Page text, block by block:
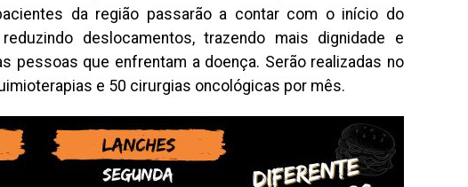
da região passarão a contar com o início do
deslocamentos, trazendo mais dignidade e
pessoas que enfrentam a doença. Serão realizadas no
e 50 cirurgias oncológicas por mês.